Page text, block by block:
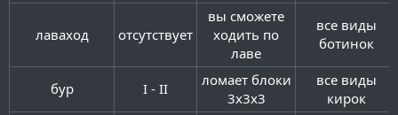
лаваход​ отсутствует​
вы сможете
ходить по
лаве​
все виды
ботинок​
бур​ I - II​
ломает блоки
3х3x3​
все виды
кирок​